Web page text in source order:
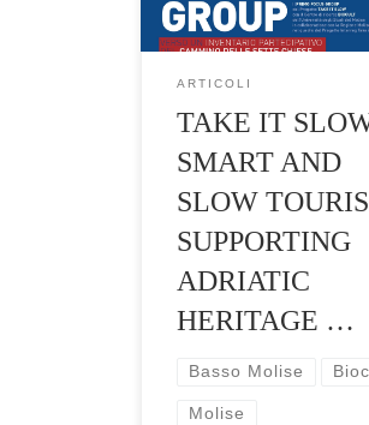
profondità volte alla
della mappa dei luoghi di
interesse patrimoniale
ARTICOLI
TAKE IT
SMART AND
SLOW
SUPPORTING
ADRIATIC
HERITAGE …
Basso Molise
Molise